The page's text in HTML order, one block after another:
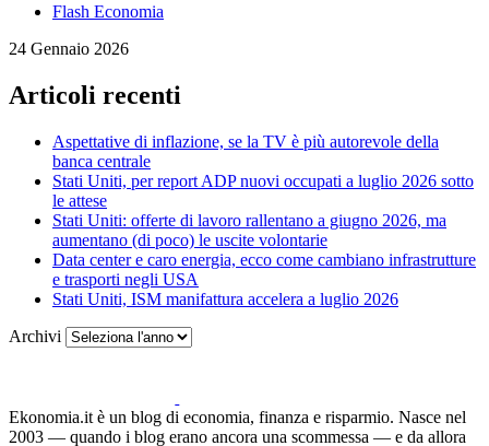
Flash Economia
24 Gennaio 2026
Articoli recenti
Aspettative di inflazione, se la TV è più autorevole della
banca centrale
Stati Uniti, per report ADP nuovi occupati a luglio 2026 sotto
le attese
Stati Uniti: offerte di lavoro rallentano a giugno 2026, ma
aumentano (di poco) le uscite volontarie
Data center e caro energia, ecco come cambiano infrastrutture
e trasporti negli USA
Stati Uniti, ISM manifattura accelera a luglio 2026
Archivi
Ekonomia.it è un blog di economia, finanza e risparmio. Nasce nel
2003 — quando i blog erano ancora una scommessa — e da allora